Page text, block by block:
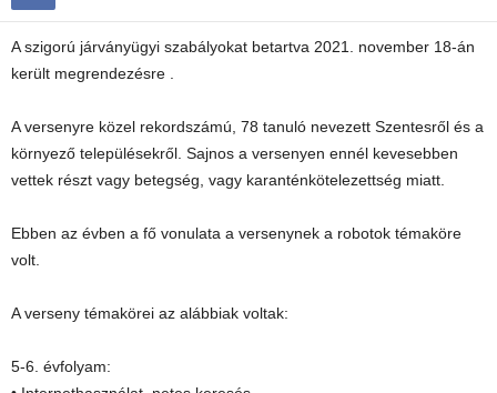
A szigorú járványügyi szabályokat betartva 2021. november 18-án
került megrendezésre .
A versenyre közel rekordszámú, 78 tanuló nevezett Szentesről és a
környező településekről. Sajnos a versenyen ennél kevesebben
vettek részt vagy betegség, vagy karanténkötelezettség miatt.
Ebben az évben a fő vonulata a versenynek a robotok témaköre
volt.
A verseny témakörei az alábbiak voltak:
5-6. évfolyam: